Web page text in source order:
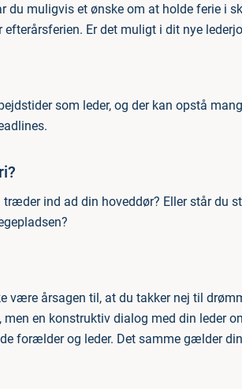
du muligvis et ønske om at holde ferie i
Er det muligt i dit nye
som leder, og der kan opstå
ind ad din hoveddør? Eller står du
være årsagen til, at du takker nej til
en konstruktiv dialog med din leder
forælder og leder. Det samme gælder